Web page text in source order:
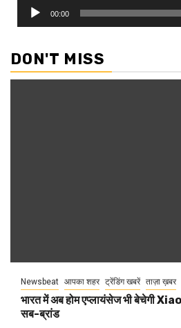
00:00
DON'T MISS
Newsbeat आपका शहर ट्रेंडिंग खबरें ताज़ा ख़बर
भारत में अब होम एप्लायंसेज भी बेचेगी
सब-ब्रांड